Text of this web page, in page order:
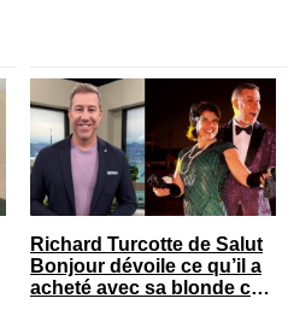
Richard Turcotte de Salut
Bonjour dévoile ce qu’il a
acheté avec sa blonde cet